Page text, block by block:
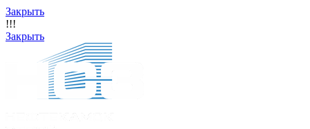
Закрыть
!!!
Закрыть